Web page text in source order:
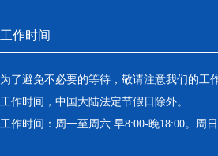
工作时间
为了避免不必要的等待，敬请注意我们的工
工作时间，中国大陆法定节假日除外。
工作时间：周一至周六 早8:00-晚18:00。周